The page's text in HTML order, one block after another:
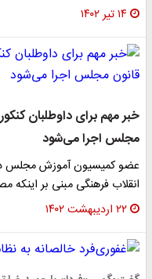
۱۴ تیر ۱۴۰۲
مجلس اجرا می‌شود
عضو کمیسیون آموزش مجلس
انقلاب فرهنگی مبنی بر اینکه
۲۲ اردیبهشت ۱۴۰۲